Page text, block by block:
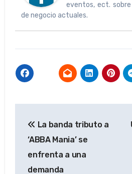
eventos, ect.
de negocio actuales.
de
entradas
La banda tributo a
‘ABBA Mania’ se
enfrenta a una
demanda